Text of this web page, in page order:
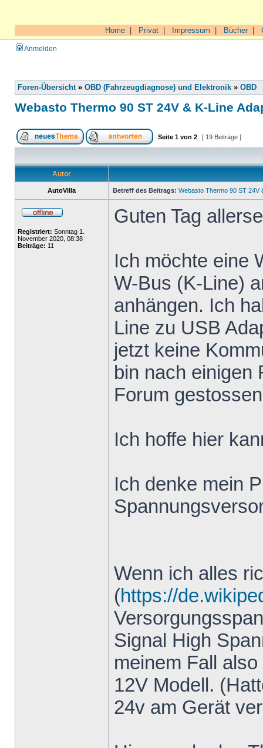
Home Privat Impressum Bücher|
Anmelden
Foren-Übersicht» OBD (Fahrzeugdiagnose) und Elektronik » OBD
Webasto Thermo 90 ST 24V & K-Line
Seite 1 von 2 [ 19 Beiträge ]
Autor
AutoVilla Betreff des Beitrags: Webasto Thermo 90 ST 24V
Registriert: Sonntag 1.
November 2020, 08:38
Beiträge: 11
Guten Tag
Ich möchte eine
W-Bus (K-Line)
anhängen. Ich
Line zu USB
jetzt keine
bin nach einigen
Forum
Ich hoffe hier
Ich denke mein
Wenn ich alles
(https://
Signal High
meinem Fall
12V Modell.
24v am Gerät